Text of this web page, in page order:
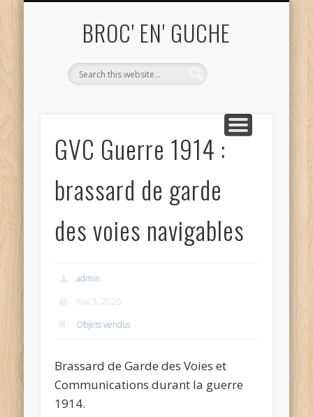
BROC' EN' GUCHE
GVC Guerre 1914 :
brassard de garde
des voies navigables
admin
mai 5, 2026
Objets vendus
Brassard de Garde des Voies et
Communications durant la guerre
1914.